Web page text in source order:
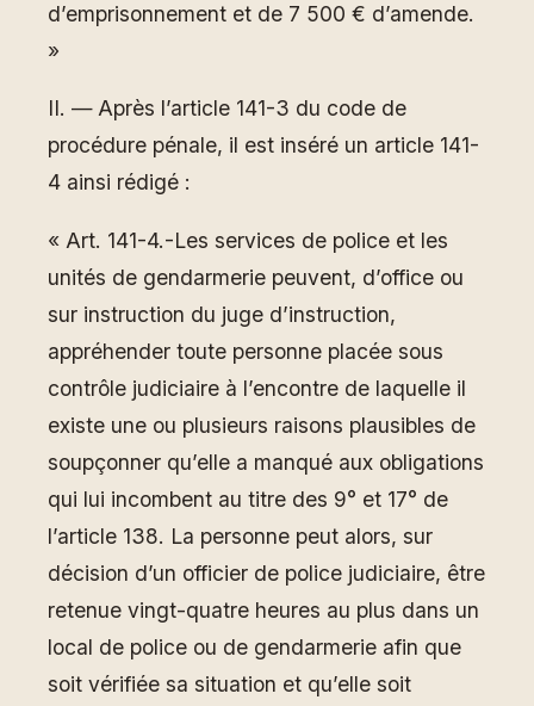
d’emprisonnement et de 7 500 € d’amende.
»
II. ― Après l’article 141-3 du code de
procédure pénale, il est inséré un article 141-
4 ainsi rédigé :
« Art. 141-4.-Les services de police et les
unités de gendarmerie peuvent, d’office ou
sur instruction du juge d’instruction,
appréhender toute personne placée sous
contrôle judiciaire à l’encontre de laquelle il
existe une ou plusieurs raisons plausibles de
soupçonner qu’elle a manqué aux obligations
qui lui incombent au titre des 9° et 17° de
l’article 138. La personne peut alors, sur
décision d’un officier de police judiciaire, être
retenue vingt-quatre heures au plus dans un
local de police ou de gendarmerie afin que
soit vérifiée sa situation et qu’elle soit